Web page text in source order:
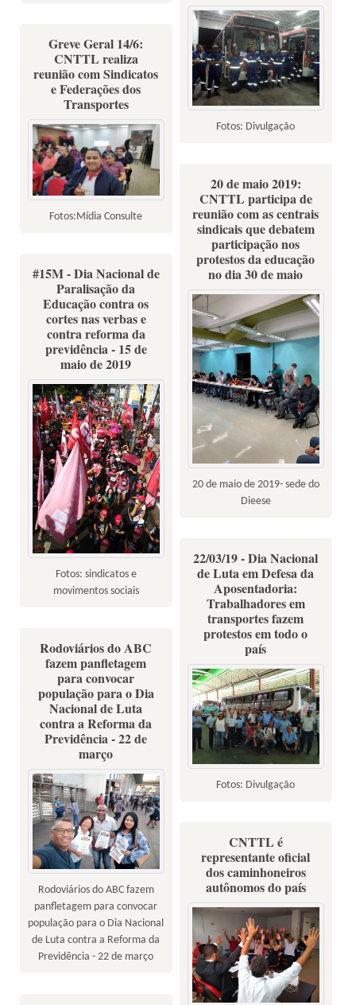
Fotos: Divulgação
Greve Geral 14/6:
CNTTL realiza
reunião com Sindicatos
e Federações dos
Transportes
Fotos:Mídia Consulte
20 de maio 2019:
CNTTL participa de
reunião com as centrais
sindicais que debatem
participação nos
protestos da educação
no dia 30 de maio
20 de maio de 2019- sede do
Dieese
#15M - Dia Nacional de
Paralisação da
Educação contra os
cortes nas verbas e
contra reforma da
previdência - 15 de
maio de 2019
Fotos: sindicatos e
movimentos sociais
22/03/19 - Dia Nacional
de Luta em Defesa da
Aposentadoria:
Trabalhadores em
transportes fazem
protestos em todo o
país
Fotos: Divulgação
Rodoviários do ABC
fazem panfletagem
para convocar
população para o Dia
Nacional de Luta
contra a Reforma da
Previdência - 22 de
março
Rodoviários do ABC fazem
panfletagem para convocar
população para o Dia Nacional
de Luta contra a Reforma da
Previdência - 22 de março
CNTTL é
representante oficial
dos caminhoneiros
autônomos do país